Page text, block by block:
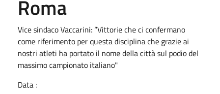
Roma
Vice sindaco Vaccarini: “Vittorie che ci confermano
come riferimento per questa disciplina che grazie ai
nostri atleti ha portato il nome della città sul podio del
massimo campionato italiano"
Data :